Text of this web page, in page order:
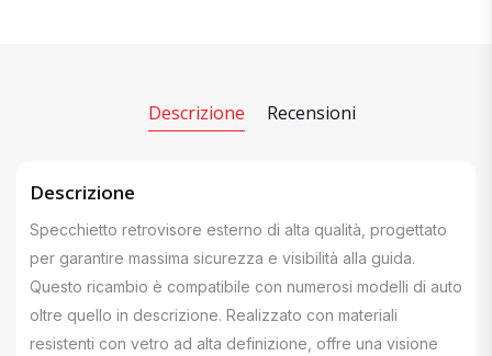
Descrizione Recensioni
Descrizione
Specchietto retrovisore esterno di alta qualità, progettato
per garantire massima sicurezza e visibilità alla guida.
Questo ricambio è compatibile con numerosi modelli di auto
oltre quello in descrizione. Realizzato con materiali
resistenti con vetro ad alta definizione, offre una visione